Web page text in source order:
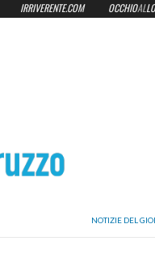
IRRIVERENTE.COM OCCHIOAL